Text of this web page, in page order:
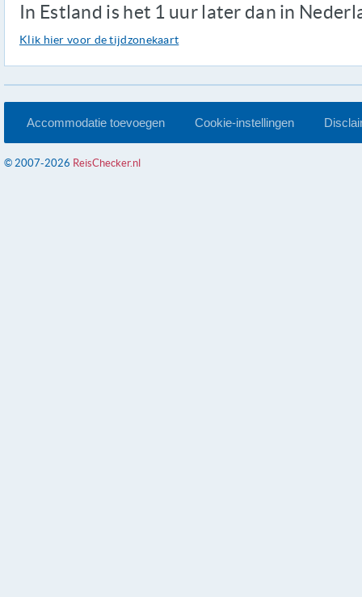
In Estland is het 1 uur later dan in
Klik hier voor de tijdzonekaart
Accommodatie toevoegen Cookie-instellingen
© 2007-2026 ReisChecker.nl